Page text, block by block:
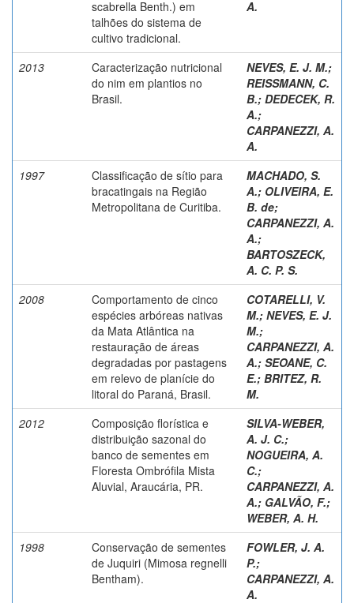
scabrella Benth.) em
talhões do sistema de
cultivo tradicional.
A.
2013
Caracterização nutricional
do nim em plantios no
Brasil.
NEVES, E. J. M.;
REISSMANN, C.
B.; DEDECEK, R.
A.;
CARPANEZZI, A.
A.
1997
Classificação de sítio para
bracatingais na Região
Metropolitana de Curitiba.
MACHADO, S.
A.; OLIVEIRA, E.
B. de;
CARPANEZZI, A.
A.;
BARTOSZECK,
A. C. P. S.
2008
Comportamento de cinco
espécies arbóreas nativas
da Mata Atlântica na
restauração de áreas
degradadas por pastagens
em relevo de planície do
litoral do Paraná, Brasil.
COTARELLI, V.
M.; NEVES, E. J.
M.;
CARPANEZZI, A.
A.; SEOANE, C.
E.; BRITEZ, R.
M.
2012
Composição florística e
distribuição sazonal do
banco de sementes em
Floresta Ombrófila Mista
Aluvial, Araucária, PR.
SILVA-WEBER,
A. J. C.;
NOGUEIRA, A.
C.;
CARPANEZZI, A.
A.; GALVÃO, F.;
WEBER, A. H.
1998
Conservação de sementes
de Juquiri (Mimosa regnelli
Bentham).
FOWLER, J. A.
P.;
CARPANEZZI, A.
A.